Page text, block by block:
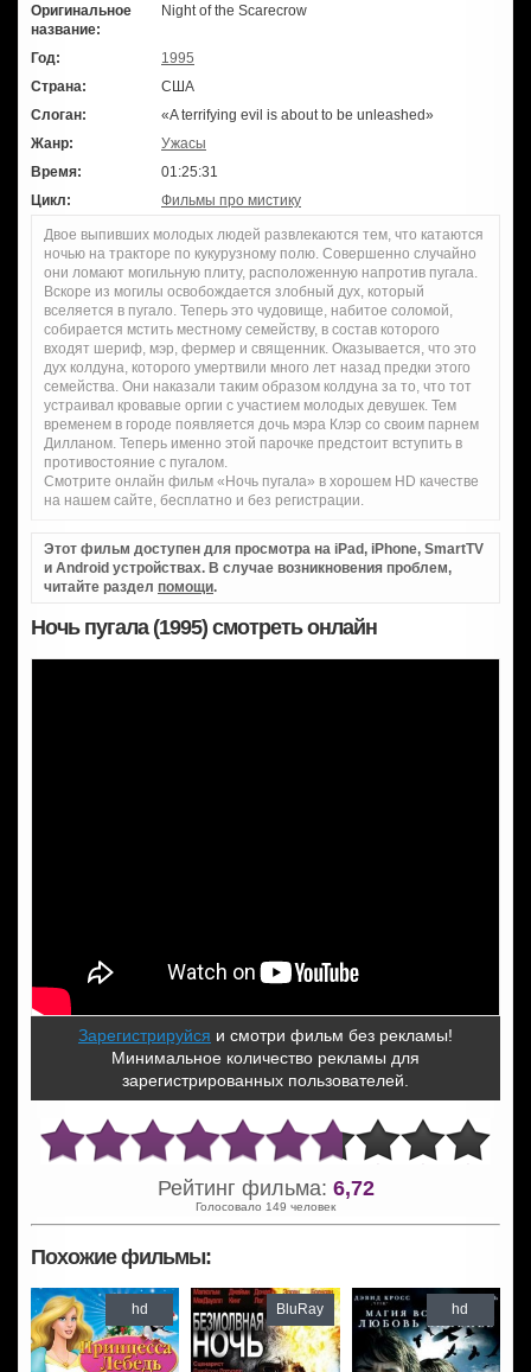
Оригинальное
название:
Night of the Scarecrow
Год:
1995
Страна:
США
Слоган:
«A terrifying evil is about to be unleashed»
Жанр:
Ужасы
Время:
01:25:31
Цикл:
Фильмы про мистику
Двое выпивших молодых людей развлекаются тем, что катаются
ночью на тракторе по кукурузному полю. Совершенно случайно
они ломают могильную плиту, расположенную напротив пугала.
Вскоре из могилы освобождается злобный дух, который
вселяется в пугало. Теперь это чудовище, набитое соломой,
собирается мстить местному семейству, в состав которого
входят шериф, мэр, фермер и священник. Оказывается, что это
дух колдуна, которого умертвили много лет назад предки этого
семейства. Они наказали таким образом колдуна за то, что тот
устраивал кровавые оргии с участием молодых девушек. Тем
временем в городе появляется дочь мэра Клэр со своим парнем
Дилланом. Теперь именно этой парочке предстоит вступить в
противостояние с пугалом.
Смотрите онлайн фильм «Ночь пугала» в хорошем HD качестве
на нашем сайте, бесплатно и без регистрации.
Этот фильм доступен для просмотра на iPad, iPhone, SmartTV
и Android устройствах. В случае возникновения проблем,
читайте раздел помощи.
Ночь пугала (1995) смотреть онлайн
Зарегистрируйся и смотри фильм без рекламы!
Минимальное количество рекламы для
зарегистрированных пользователей.
Рейтинг фильма: 6,72
Голосовало 149 человек
Похожие фильмы:
hd BluRay hd